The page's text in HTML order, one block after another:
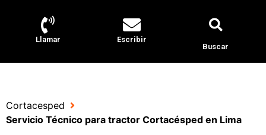
Llamar
Escribir
Buscar
Cortacesped
Servicio Técnico para tractor Cortacésped en Lima